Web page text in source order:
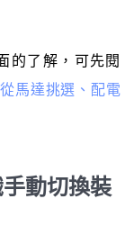
的了解，可先閱
馬達挑選、配電
動切換裝